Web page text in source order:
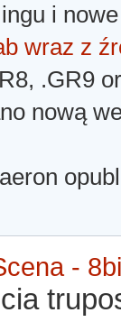
i
wraz z
.GR9
nową
-